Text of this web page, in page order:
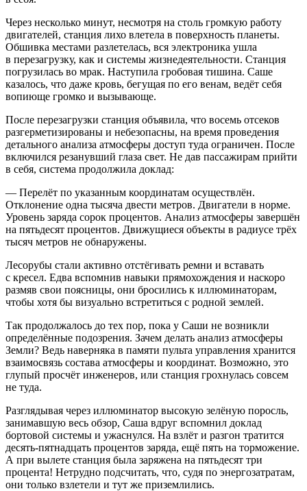
Через несколько минут, несмотря на столь громкую работу
двигателей, станция лихо влетела в поверхность планеты.
Обшивка местами разлетелась, вся электроника ушла
в перезагрузку, как и системы жизнедеятельности. Станция
погрузилась во мрак. Наступила гробовая тишина. Саше
казалось, что даже кровь, бегущая по его венам, ведёт себя
вопиюще громко и вызывающе.
После перезагрузки станция объявила, что восемь отсеков
разгерметизированы и небезопасны, на время проведения
детального анализа атмосферы доступ туда ограничен. После
включился резанувший глаза свет. Не дав пассажирам прийти
в себя, система продолжила доклад:
— Перелёт по указанным координатам осуществлён.
Отклонение одна тысяча двести метров. Двигатели в норме.
Уровень заряда сорок процентов. Анализ атмосферы завершён
на пятьдесят процентов. Движущиеся объекты в радиусе трёх
тысяч метров не обнаружены.
Лесорубы стали активно отстёгивать ремни и вставать
с кресел. Едва вспомнив навыки прямохождения и наскоро
размяв свои поясницы, они бросились к иллюминаторам,
чтобы хотя бы визуально встретиться с родной землей.
Так продолжалось до тех пор, пока у Саши не возникли
определённые подозрения. Зачем делать анализ атмосферы
Земли? Ведь наверняка в памяти пульта управления хранится
взаимосвязь состава атмосферы и координат. Возможно, это
глупый просчёт инженеров, или станция грохнулась совсем
не туда.
Разглядывая через иллюминатор высокую зелёную поросль,
занимавшую весь обзор, Саша вдруг вспомнил доклад
бортовой системы и ужаснулся. На взлёт и разгон тратится
десять-пятнадцать процентов заряда, ещё пять на торможение.
А при вылете станция была заряжена на пятьдесят три
процента! Нетрудно подсчитать, что, судя по энергозатратам,
они только взлетели и тут же приземлились.